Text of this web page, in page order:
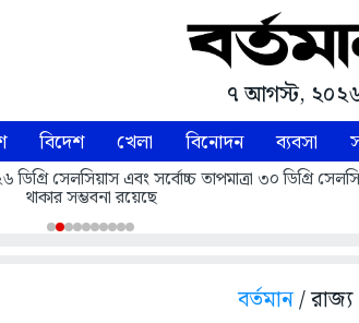
৭ আগস্ট,
বিদেশ খেলা বিনোদন ব্যবসা
সেলসিয়াস এবং সর্বোচ্চ তাপমাত্রা ৩০ ডিগ্রি
থাকার সম্ভবনা রয়েছে
বর্তমান/ রাজ্য